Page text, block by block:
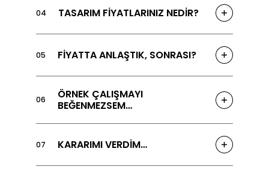
04 TASARIM FİYATLARINIZ NEDİR?
05 FİYATTA ANLAŞTIK, SONRASI?
06
ÖRNEK ÇALIŞMAYI
BEĞENMEZSEM…
07 KARARIMI VERDİM…